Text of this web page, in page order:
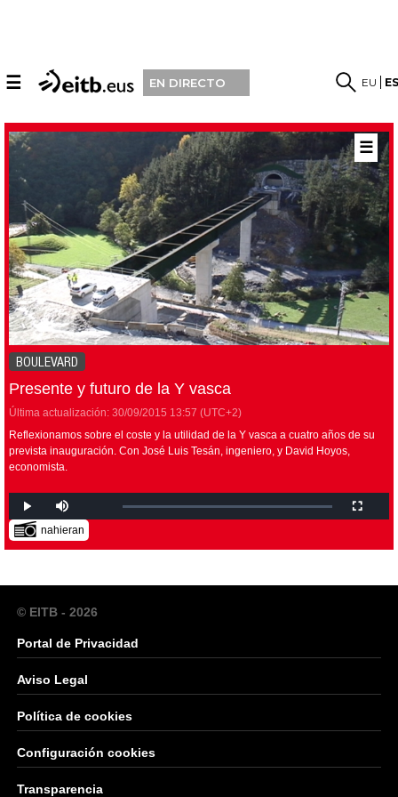
☰ EN DIRECTO EU
☰
BOULEVARD
Presente y futuro de la Y vasca
Última actualización: 30/09/2015 13:57 (UTC+2)
Reflexionamos sobre el coste y la utilidad de la Y vasca a cuatro años de su
prevista inauguración. Con José Luis Tesán, ingeniero, y David Hoyos,
economista.
nahieran
© EITB - 2026
Portal de Privacidad
Aviso Legal
Política de cookies
Configuración cookies
Transparencia